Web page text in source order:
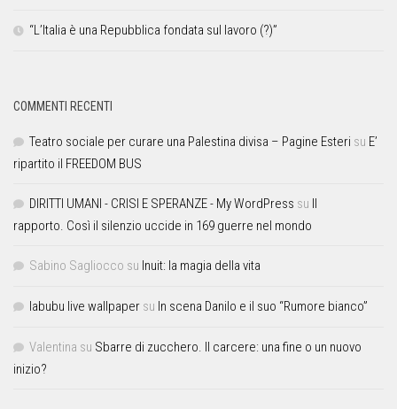
“L’Italia è una Repubblica fondata sul lavoro (?)”
COMMENTI RECENTI
Teatro sociale per curare una Palestina divisa – Pagine Esteri su E’
ripartito il FREEDOM BUS
DIRITTI UMANI - CRISI E SPERANZE - My WordPress su
rapporto. Così il silenzio uccide in 169 guerre nel mondo
Sabino Sagliocco su Inuit: la magia della vita
labubu live wallpaper su In scena Danilo e il suo “Rumore bianco”
Valentina su Sbarre di zucchero. Il carcere: una fine o un nuovo
inizio?